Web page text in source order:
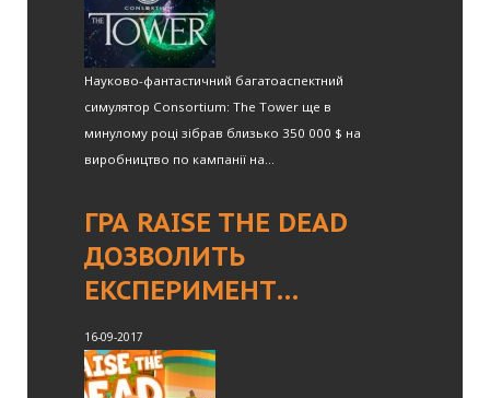
Науково-фантастичний багатоаспектний
симулятор Consortium: The Tower ще в
минулому році зібрав близько 350 000 $ на
виробництво по кампанії на...
ГРА RAISE THE DEAD
ДОЗВОЛИТЬ
ЕКСПЕРИМЕНТ…
16-09-2017